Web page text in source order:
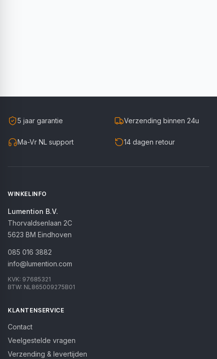
5 jaar garantie Verzending binnen 24u
Ma-Vr NL support 14 dagen retour
WINKELINFO
Lumention B.V.
Thorvaldsenlaan 2C
5623 BM Eindhoven
085 016 3882
info@lumention.com
KVK: 97685321
BTW: NL865009275B01
KLANTENSERVICE
Contact
Veelgestelde vragen
Verzending & levertijden